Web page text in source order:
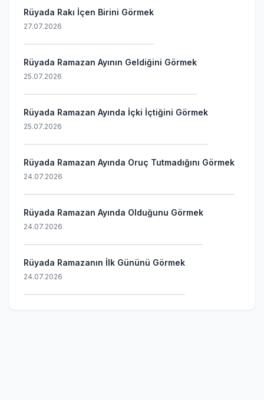
Rüyada Rakı İçen Birini Görmek
27.07.2026
Rüyada Ramazan Ayının Geldiğini Görmek
25.07.2026
Rüyada Ramazan Ayında İçki İçtiğini Görmek
25.07.2026
Rüyada Ramazan Ayında Oruç Tutmadığını Görmek
24.07.2026
Rüyada Ramazan Ayında Olduğunu Görmek
24.07.2026
Rüyada Ramazanın İlk Gününü Görmek
24.07.2026